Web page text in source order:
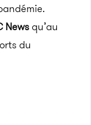
Newsqu’au
du